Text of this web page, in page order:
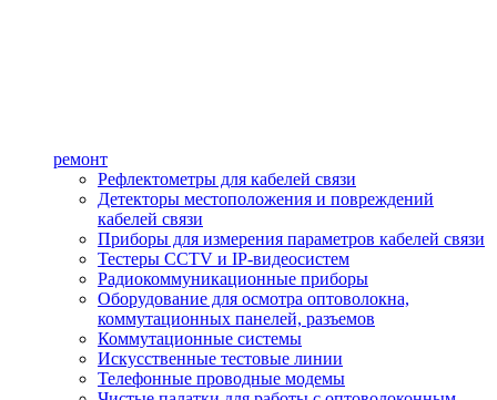
ремонт
Рефлектометры для кабелей связи
Детекторы местоположения и повреждений
кабелей связи
Приборы для измерения параметров кабелей связи
Тестеры CCTV и IP-видеосистем
Радиокоммуникационные приборы
Оборудование для осмотра оптоволокна,
коммутационных панелей, разъемов
Коммутационные системы
Искусственные тестовые линии
Телефонные проводные модемы